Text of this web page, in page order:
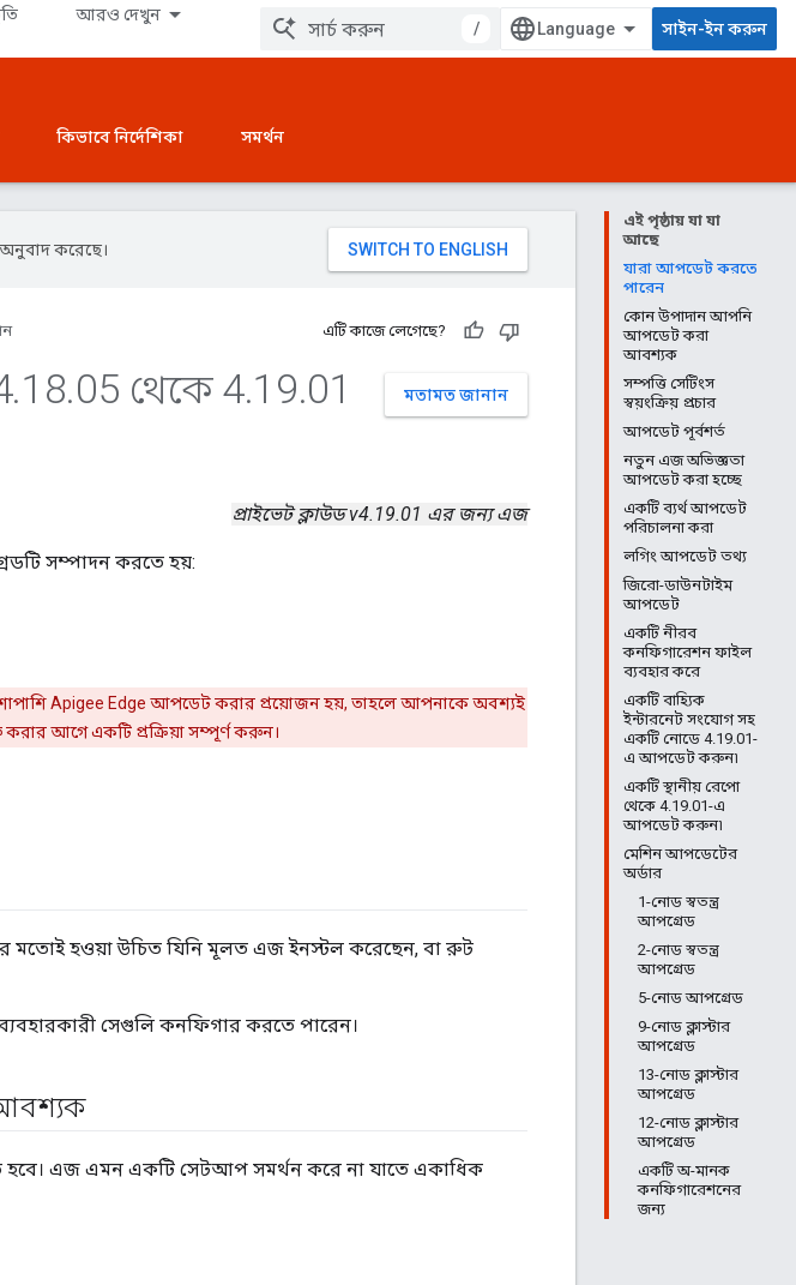
আরও দেখুন
/ সাইন-ইন করুন
কিভাবে নির্দেশিকা সমর্থন
এই পৃষ্ঠায় যা যা
আছে
যারা আপডেট করতে
পারেন
কোন উপাদান আপনি
আপডেট করা
আবশ্যক
সম্পত্তি সেটিংস
স্বয়ংক্রিয় প্রচার
আপডেট পূর্বশর্ত
নতুন এজ অভিজ্ঞতা
আপডেট করা হচ্ছে
একটি ব্যর্থ আপডেট
পরিচালনা করা
লগিং আপডেট তথ্য
জিরো-ডাউনটাইম
আপডেট
একটি নীরব
কনফিগারেশন ফাইল
ব্যবহার করে
একটি বাহ্যিক
ইন্টারনেট সংযোগ সহ
একটি নোডে 4.19.01-
এ আপডেট করুন৷
একটি স্থানীয় রেপো
থেকে 4.19.01-এ
আপডেট করুন৷
মেশিন আপডেটের
অর্ডার
1-নোড স্বতন্ত্র
আপগ্রেড
2-নোড স্বতন্ত্র
আপগ্রেড
5-নোড আপগ্রেড
9-নোড ক্লাস্টার
আপগ্রেড
13-নোড ক্লাস্টার
আপগ্রেড
12-নোড ক্লাস্টার
আপগ্রেড
একটি অ-মানক
কনফিগারেশনের
জন্য
অনুবাদ করেছে।
এটি কাজে লেগেছে?
মতামত জানান
.18.05 থেকে 4.19.01
প্রাইভেট ক্লাউড v4.19.01 এর জন্য এজ
সম্পাদন করতে হয়:
Apigee Edge আপডেট করার প্রয়োজন হয়, তাহলে আপনাকে অবশ্যই
আগে একটি প্রক্রিয়া সম্পূর্ণ করুন।
মতোই হওয়া উচিত যিনি মূলত এজ ইনস্টল করেছেন, বা রুট
সেগুলি কনফিগার করতে পারেন।
এজ এমন একটি সেটআপ সমর্থন করে না যাতে একাধিক